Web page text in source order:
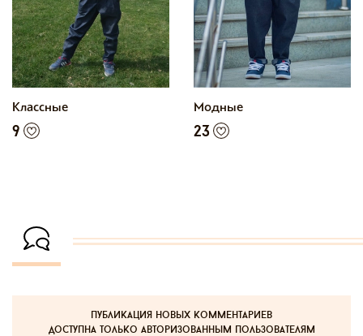
Классные
9
Модные
23
публикация новых комментариев
доступна только авторизованным пользователям